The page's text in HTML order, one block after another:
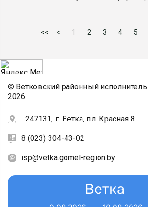
<< < 1 2 3 4 5
© Ветковский районный
2026
247131, г. Ветка, пл. Красная 8
8 (023) 304-43-02
isp@vetka.gomel-region.by
Ветка